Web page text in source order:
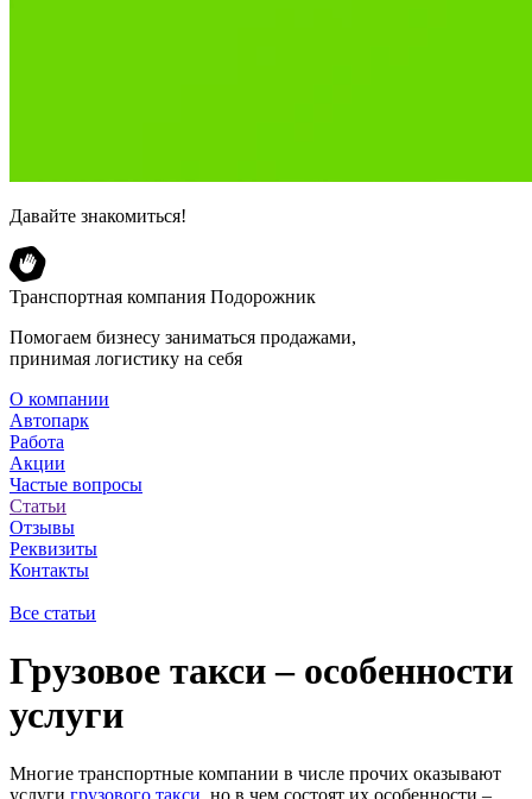
Давайте знакомиться!
Транспортная компания Подорожник
Помогаем бизнесу заниматься продажами,
принимая логистику на себя
О компании
Автопарк
Работа
Акции
Частые вопросы
Статьи
Отзывы
Реквизиты
Контакты
Все статьи
Грузовое такси – особенности
услуги
Многие транспортные компании в числе прочих оказывают
услуги грузового такси , но в чем состоят их особенности –